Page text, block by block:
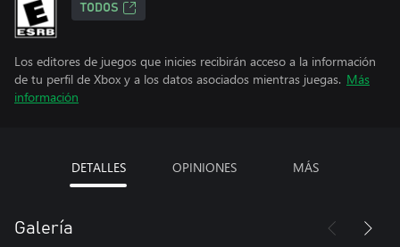
TODOS
Los editores de juegos que inicies recibirán acceso a la información
de tu perfil de Xbox y a los datos asociados mientras juegas. Más
información
DETALLES OPINIONES MÁS
Galería